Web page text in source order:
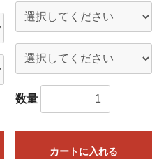
数量
カートに入れる